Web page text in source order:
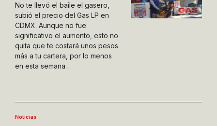
No te llevó el baile el gasero,
subió el precio del Gas LP en
CDMX. Aunque no fue
significativo el aumento, esto no
quita que te costará unos pesos
más a tu cartera, por lo menos
en esta semana…
Noticias